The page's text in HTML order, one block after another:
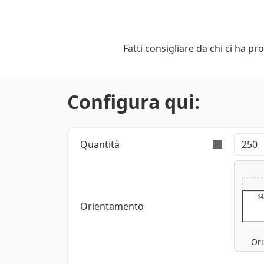
Fatti consigliare da chi ci ha
Configura qui:
Quantità
L’ordine è
Orientamento